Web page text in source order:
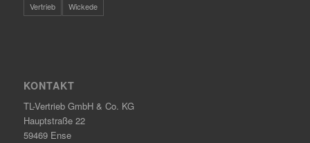
Vertrieb
Wickede
KONTAKT
TL-Vertrieb GmbH & Co. KG
Hauptstraße 22
59469 Ense